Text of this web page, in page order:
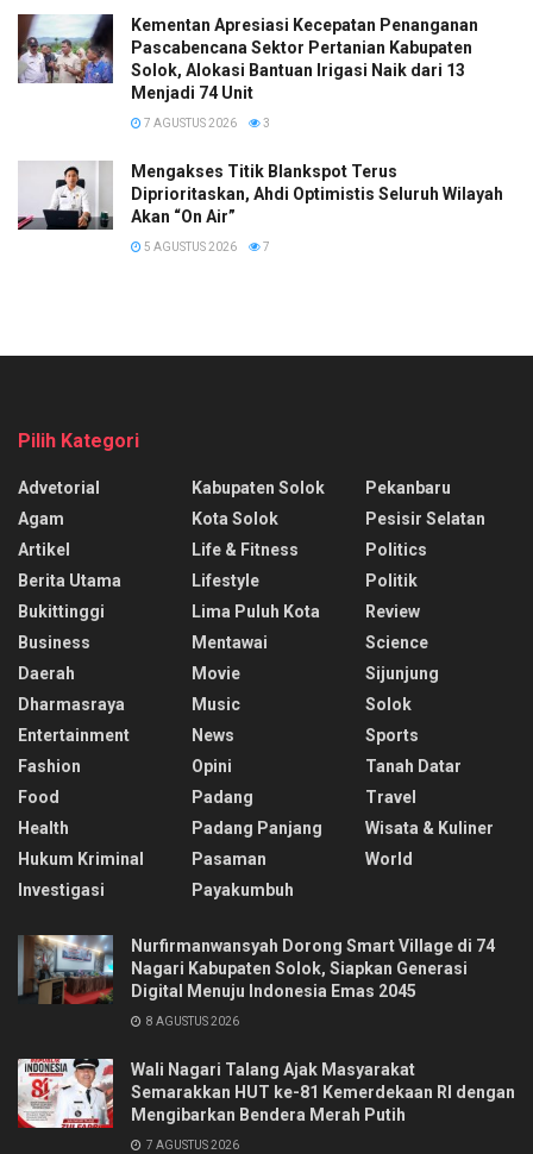
Kementan Apresiasi Kecepatan Penanganan
Pascabencana Sektor Pertanian Kabupaten
Solok, Alokasi Bantuan Irigasi Naik dari 13
Menjadi 74 Unit
7 AGUSTUS 2026 3
Mengakses Titik Blankspot Terus
Diprioritaskan, Ahdi Optimistis Seluruh Wilayah
Akan “On Air”
5 AGUSTUS 2026 7
Pilih Kategori
Advetorial
Agam
Artikel
Berita Utama
Bukittinggi
Business
Daerah
Dharmasraya
Entertainment
Fashion
Food
Health
Hukum Kriminal
Investigasi
Kabupaten Solok
Kota Solok
Life & Fitness
Lifestyle
Lima Puluh Kota
Mentawai
Movie
Music
News
Opini
Padang
Padang Panjang
Pasaman
Payakumbuh
Pekanbaru
Pesisir Selatan
Politics
Politik
Review
Science
Sijunjung
Solok
Sports
Tanah Datar
Travel
Wisata & Kuliner
World
Nurfirmanwansyah Dorong Smart Village di 74
Nagari Kabupaten Solok, Siapkan Generasi
Digital Menuju Indonesia Emas 2045
8 AGUSTUS 2026
Wali Nagari Talang Ajak Masyarakat
Semarakkan HUT ke-81 Kemerdekaan RI dengan
Mengibarkan Bendera Merah Putih
7 AGUSTUS 2026